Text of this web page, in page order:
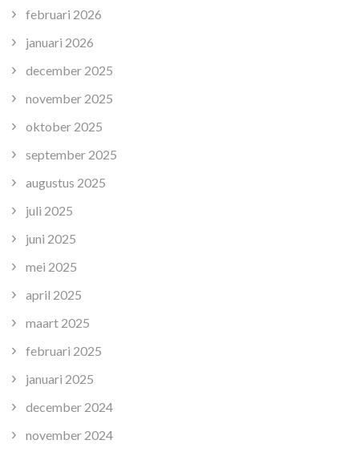
februari 2026
januari 2026
december 2025
november 2025
oktober 2025
september 2025
augustus 2025
juli 2025
juni 2025
mei 2025
april 2025
maart 2025
februari 2025
januari 2025
december 2024
november 2024